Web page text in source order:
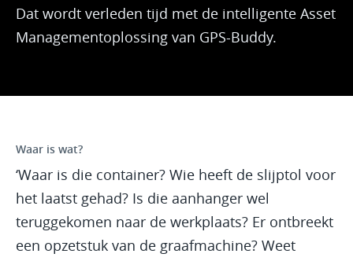
Dat wordt verleden tijd met de intelligente Asset
Managementoplossing van GPS-Buddy.
Waar is wat?
‘Waar is die container? Wie heeft de slijptol voor
het laatst gehad? Is die aanhanger wel
teruggekomen naar de werkplaats? Er ontbreekt
een opzetstuk van de graafmachine? Weet